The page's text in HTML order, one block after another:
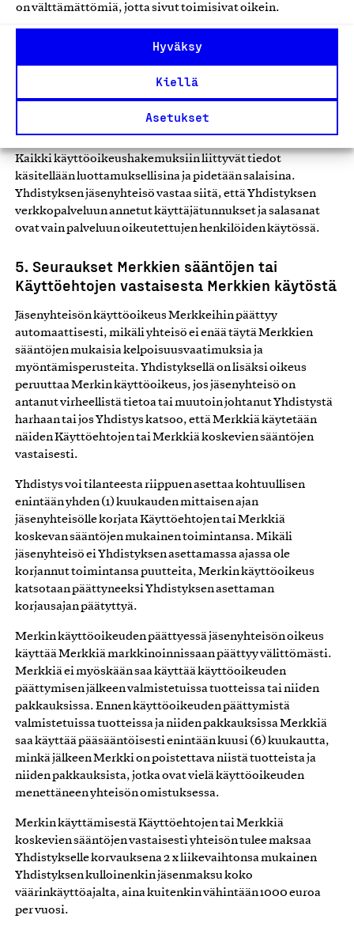
on välttämättömiä, jotta sivut toimisivat oikein.
Hyväksy
Kiellä
Asetukset
Yhdistyksen jäsenmaksuun ja Merkkien käyttöön liittyvän
tilinpäätös- ja kirjanpitotietoon. Yhdistyksellä on oikeus
muun ulkopuolisen tahon lausuntoa liikevaihtotiedoista ja
Jäsenyhteisö vastaa siitä, että hakuprosessissa ilmoitetut
Kaikki käyttöoikeushakemuksiin liittyvät tiedot
käsitellään luottamuksellisina ja pidetään salaisina.
Yhdistyksen jäsenyhteisö vastaa siitä, että Yhdistyksen
verkkopalveluun annetut käyttäjätunnukset ja salasanat
ovat vain palveluun oikeutettujen henkilöiden käytössä.
5. Seuraukset Merkkien sääntöjen tai
Käyttöehtojen vastaisesta Merkkien käytöstä
Jäsenyhteisön käyttöoikeus Merkkeihin päättyy
automaattisesti, mikäli yhteisö ei enää täytä Merkkien
sääntöjen mukaisia kelpoisuusvaatimuksia ja
myöntämisperusteita. Yhdistyksellä on lisäksi oikeus
peruuttaa Merkin käyttöoikeus, jos jäsenyhteisö on
antanut virheellistä tietoa tai muutoin johtanut Yhdistystä
harhaan tai jos Yhdistys katsoo, että Merkkiä käytetään
näiden Käyttöehtojen tai Merkkiä koskevien sääntöjen
vastaisesti.
Yhdistys voi tilanteesta riippuen asettaa kohtuullisen
enintään yhden (1) kuukauden mittaisen ajan
jäsenyhteisölle korjata Käyttöehtojen tai Merkkiä
koskevan sääntöjen mukainen toimintansa. Mikäli
jäsenyhteisö ei Yhdistyksen asettamassa ajassa ole
korjannut toimintansa puutteita, Merkin käyttöoikeus
katsotaan päättyneeksi Yhdistyksen asettaman
korjausajan päätyttyä.
Merkin käyttöoikeuden päättyessä jäsenyhteisön oikeus
käyttää Merkkiä markkinoinnissaan päättyy välittömästi.
Merkkiä ei myöskään saa käyttää käyttöoikeuden
päättymisen jälkeen valmistetuissa tuotteissa tai niiden
pakkauksissa. Ennen käyttöoikeuden päättymistä
valmistetuissa tuotteissa ja niiden pakkauksissa Merkkiä
saa käyttää pääsääntöisesti enintään kuusi (6) kuukautta,
minkä jälkeen Merkki on poistettava niistä tuotteista ja
niiden pakkauksista, jotka ovat vielä käyttöoikeuden
menettäneen yhteisön omistuksessa.
Merkin käyttämisestä Käyttöehtojen tai Merkkiä
koskevien sääntöjen vastaisesti yhteisön tulee maksaa
Yhdistykselle korvauksena 2 x liikevaihtonsa mukainen
Yhdistyksen kulloinenkin jäsenmaksu koko
väärinkäyttöajalta, aina kuitenkin vähintään 1000 euroa
per vuosi.